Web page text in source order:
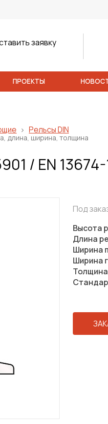
заявку
ПРОЕКТЫ
Рельсы DIN
длина, ширина, толщина
/ EN
Под
Высота
Длина
Ширина
Ширина